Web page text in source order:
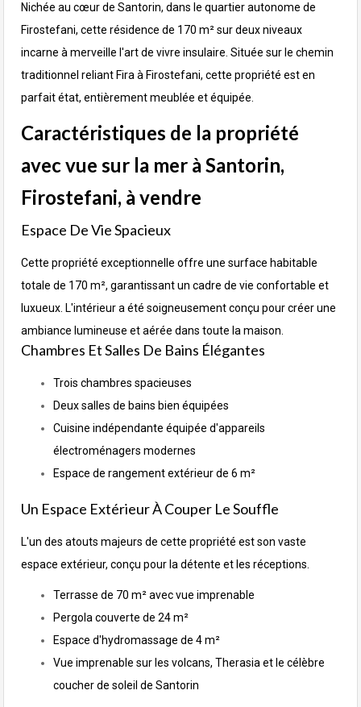
Nichée au cœur de Santorin, dans le quartier autonome de
Firostefani, cette résidence de 170 m² sur deux niveaux
incarne à merveille l'art de vivre insulaire. Située sur le chemin
traditionnel reliant Fira à Firostefani, cette propriété est en
parfait état, entièrement meublée et équipée.
Caractéristiques de la propriété
avec vue sur la mer à Santorin,
Firostefani, à vendre
Espace De Vie Spacieux
Cette propriété exceptionnelle offre une surface habitable
totale de 170 m², garantissant un cadre de vie confortable et
luxueux. L'intérieur a été soigneusement conçu pour créer une
ambiance lumineuse et aérée dans toute la maison.
Chambres Et Salles De Bains Élégantes
Trois chambres spacieuses
Deux salles de bains bien équipées
Cuisine indépendante équipée d'appareils
électroménagers modernes
Espace de rangement extérieur de 6 m²
Un Espace Extérieur À Couper Le Souffle
L'un des atouts majeurs de cette propriété est son vaste
espace extérieur, conçu pour la détente et les réceptions.
Terrasse de 70 m² avec vue imprenable
Pergola couverte de 24 m²
Espace d'hydromassage de 4 m²
Vue imprenable sur les volcans, Therasia et le célèbre
coucher de soleil de Santorin